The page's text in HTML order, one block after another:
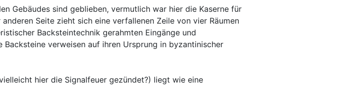
Gebäudes sind geblieben, vermutlich war hier die Kaserne für
Seite zieht sich eine verfallenen Zeile von vier Räumen
Backsteintechnik gerahmten Eingänge und
Backsteine verweisen auf ihren Ursprung in byzantinischer
hier die Signalfeuer gezündet?) liegt wie eine